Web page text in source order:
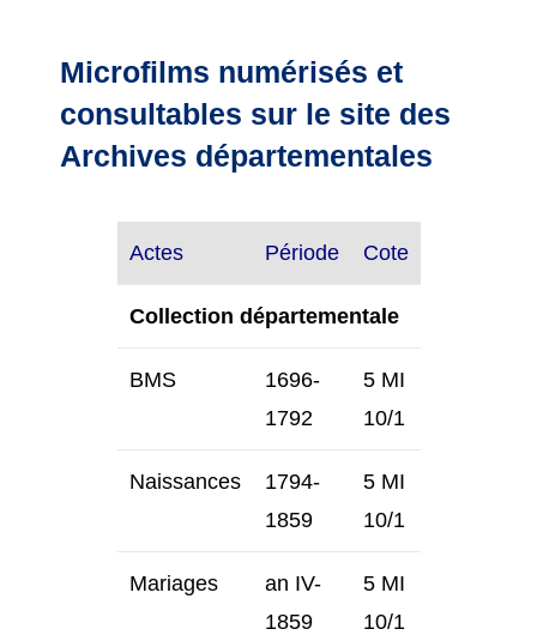
Microfilms numérisés et
consultables sur le site des
Archives départementales
Actes Période Cote
Collection départementale
BMS
1696-
1792
5 MI
10/1
Naissances
1794-
1859
5 MI
10/1
Mariages
an IV-
1859
5 MI
10/1